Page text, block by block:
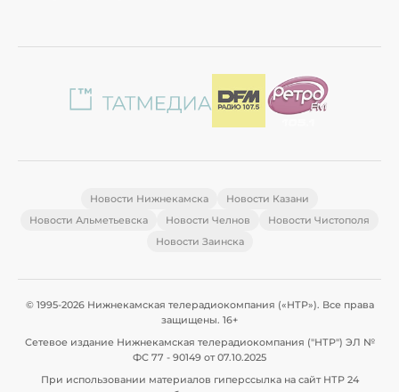
Новости Нижнекамска
Новости Казани
Новости Альметьевска
Новости Челнов
Новости Чистополя
Новости Заинска
© 1995-2026 Нижнекамская телерадиокомпания («НТР»). Все права
защищены. 16+
Сетевое издание Нижнекамская телерадиокомпания ("НТР") ЭЛ №
ФС 77 - 90149 от 07.10.2025
При использовании материалов гиперссылка на сайт НТР 24